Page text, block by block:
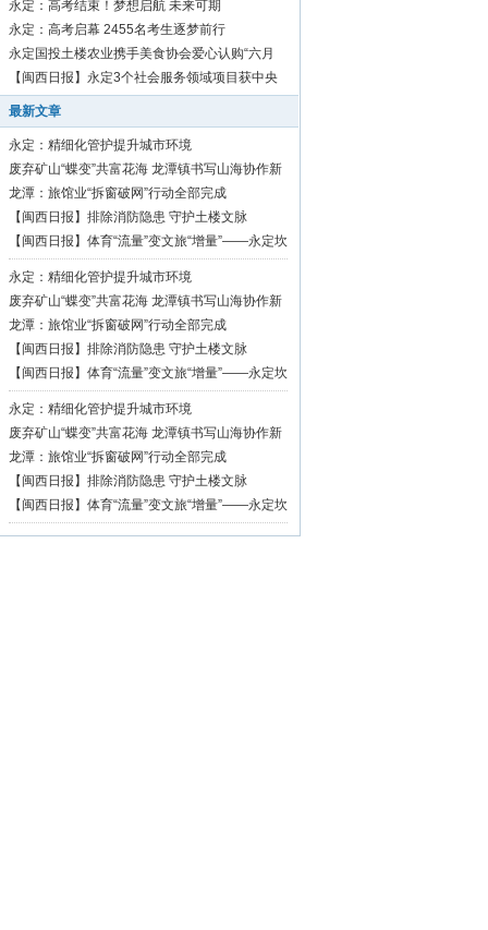
永定：高考结束！梦想启航 未来可期
永定：高考启幕 2455名考生逐梦前行
永定国投土楼农业携手美食协会爱心认购“六月
红”芋1500斤
【闽西日报】永定3个社会服务领域项目获中央
资金补助
最新文章
永定：精细化管护提升城市环境
废弃矿山“蝶变”共富花海 龙潭镇书写山海协作新
篇章
龙潭：旅馆业“拆窗破网”行动全部完成
【闽西日报】排除消防隐患 守护土楼文脉
【闽西日报】体育“流量”变文旅“增量”——永定坎
永定：精细化管护提升城市环境
废弃矿山“蝶变”共富花海 龙潭镇书写山海协作新
篇章
龙潭：旅馆业“拆窗破网”行动全部完成
【闽西日报】排除消防隐患 守护土楼文脉
【闽西日报】体育“流量”变文旅“增量”——永定坎
永定：精细化管护提升城市环境
废弃矿山“蝶变”共富花海 龙潭镇书写山海协作新
篇章
龙潭：旅馆业“拆窗破网”行动全部完成
【闽西日报】排除消防隐患 守护土楼文脉
【闽西日报】体育“流量”变文旅“增量”——永定坎